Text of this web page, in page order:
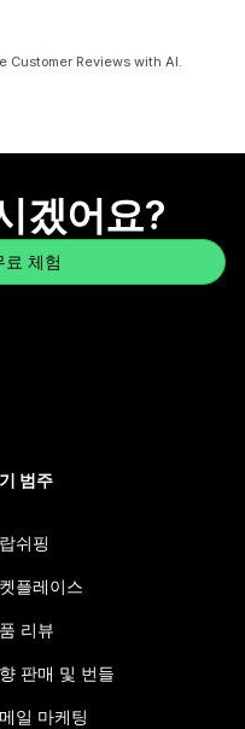
Customer Reviews with AI.
겠어요?
체험
범주
쉬핑
플레이스
리뷰
판매 및 번들
일 마케팅